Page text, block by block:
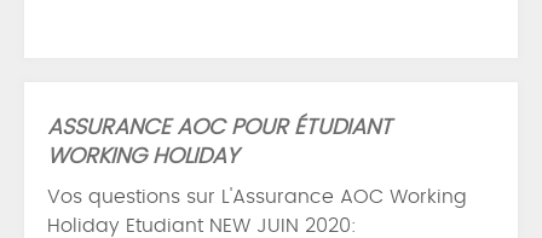
ASSURANCE AOC POUR ÉTUDIANT
WORKING HOLIDAY
Vos questions sur L'Assurance AOC Working
Holiday Etudiant NEW JUIN 2020: